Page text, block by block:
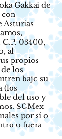
Gakkai de
con
Asturias
03400,
al
propios
los
bajo su
(los
del uso y
SGMex
por sí o
o fuera